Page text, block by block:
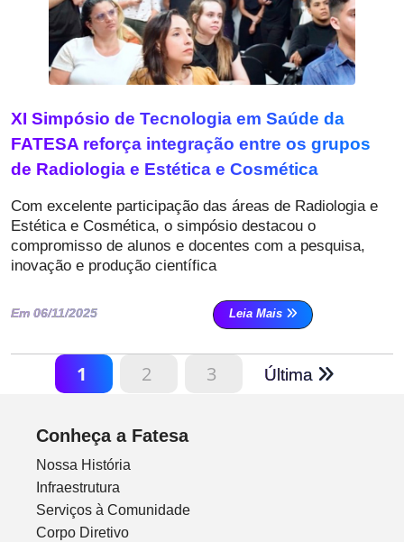
XI Simpósio de Tecnologia em Saúde da
FATESA reforça integração entre os grupos
de Radiologia e Estética e Cosmética
Com excelente participação das áreas de Radiologia e
Estética e Cosmética, o simpósio destacou o
compromisso de alunos e docentes com a pesquisa,
inovação e produção científica
Em 06/11/2025 Leia Mais
1 2 3 Última
Conheça a Fatesa
Nossa História
Infraestrutura
Serviços à Comunidade
Corpo Diretivo